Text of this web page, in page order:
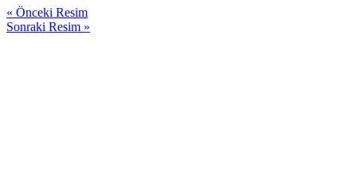
« Önceki Resim
Sonraki Resim »